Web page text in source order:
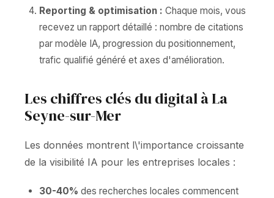
Reporting & optimisation : Chaque mois, vous
recevez un rapport détaillé : nombre de citations
par modèle IA, progression du positionnement,
trafic qualifié généré et axes d'amélioration.
Les chiffres clés du digital à La
Seyne-sur-Mer
Les données montrent l\'importance croissante
de la visibilité IA pour les entreprises locales :
30-40% des recherches locales commencent